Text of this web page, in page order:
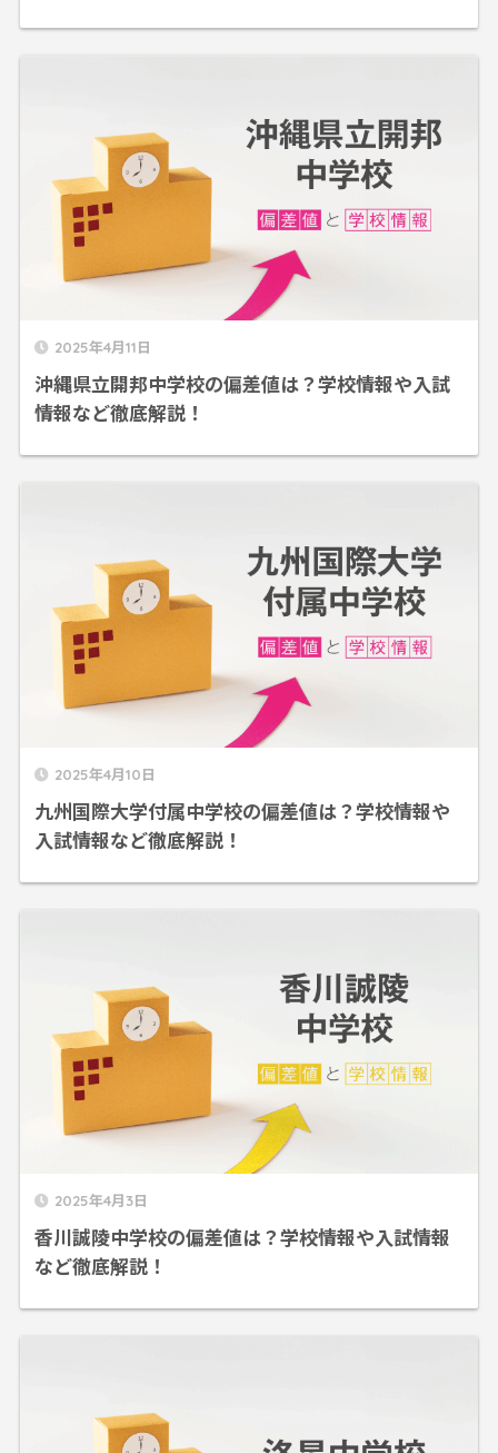
2025年4月11日
沖縄県立開邦中学校の偏差値は？学校情報や入試
情報など徹底解説！
2025年4月10日
九州国際大学付属中学校の偏差値は？学校情報や
入試情報など徹底解説！
2025年4月3日
香川誠陵中学校の偏差値は？学校情報や入試情報
など徹底解説！